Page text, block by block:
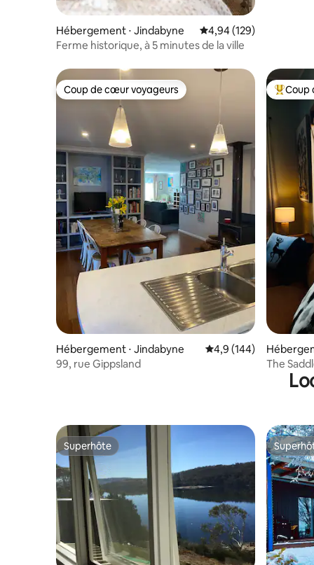
Hébergement ⋅ Jindabyne Évaluation moyenne
4,94 (129)
Ferme historique, à 5 minutes de la ville
Coup de cœur voyageurs
Coup de cœur voyageurs
Hébergement ⋅ Jindabyne Évaluation moyenne
4,9 (144)
99, rue Gippsland
Coups
Coup
The
Superhôte
Superhôte